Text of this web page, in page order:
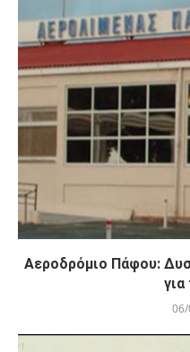
Αεροδρόμιο Πάφου:
για